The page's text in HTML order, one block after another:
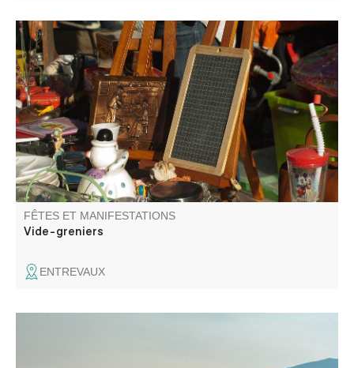
La garde entrevalaise organise un vide-grenier à
l'intérieur du vieux village.
FÊTES ET MANIFESTATIONS
Vide-greniers
ENTREVAUX
une découverte des fabuleux sentiers du Haut Verdon au